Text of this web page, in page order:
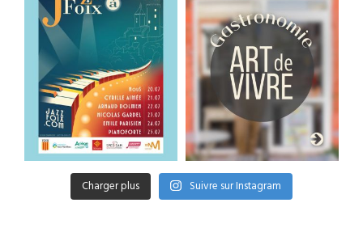
Charger plus Suivre sur Instagram